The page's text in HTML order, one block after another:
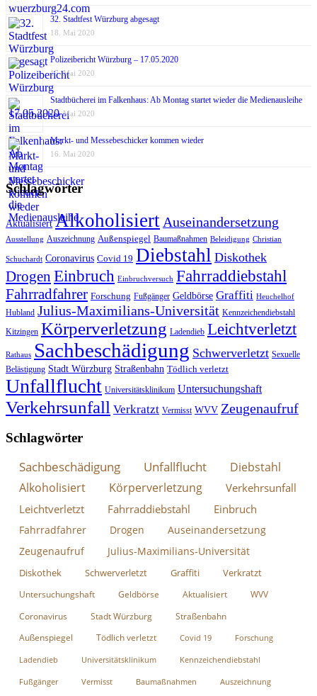
32. Stadtfest Würzburg abgesagt
18. Mai 2020
Polizeibericht Würzburg – 17.05.2020
17. Mai 2020
Stadtbücherei im Falkenhaus: Ab Montag startet wieder die Medienausleihe
17. Mai 2020
Markt- und Messebeschicker kommen wieder
16. Mai 2020
Schlagwörter
Aktualisiert Alkoholisiert Auseinandersetzung
Ausstellung Auszeichnung Außenspiegel Baumaßnahmen Beleidigung Christian
Schuchardt Coronavirus Covid 19 Diebstahl Diskothek
Drogen Einbruch Einbruchversuch Fahrraddiebstahl
Fahrradfahrer Forschung Fußgänger Geldbörse Graffiti Heuchelhof
Hubland Julius-Maximilians-Universität Kennzeichendiebstahl
Kitzingen Körperverletzung Ladendieb Leichtverletzt
Rathaus Sachbeschädigung Schwerverletzt Sexuelle
Belästigung Stadt Würzburg Straßenbahn Tödlich verletzt
Unfallflucht Universitätsklinikum Untersuchungshaft
Verkehrsunfall Verkratzt Vermisst WVV Zeugenaufruf
Schlagwörter
Sachbeschädigung Unfallflucht
Diebstahl
Alkoholisiert
Körperverletzung Verkehrsunfall
Leichtverletzt Fahrraddiebstahl Einbruch
Fahrradfahrer Drogen
Auseinandersetzung
Zeugenaufruf
Julius-Maximilians-Universität
Diskothek Schwerverletzt Graffiti Verkratzt
Untersuchungshaft Geldbörse Aktualisiert
WVV
Coronavirus
Stadt Würzburg Straßenbahn
Außenspiegel Tödlich verletzt Covid 19 Forschung
Ladendieb Universitätsklinikum Kennzeichendiebstahl
Fußgänger Vermisst Baumaßnahmen Auszeichnung